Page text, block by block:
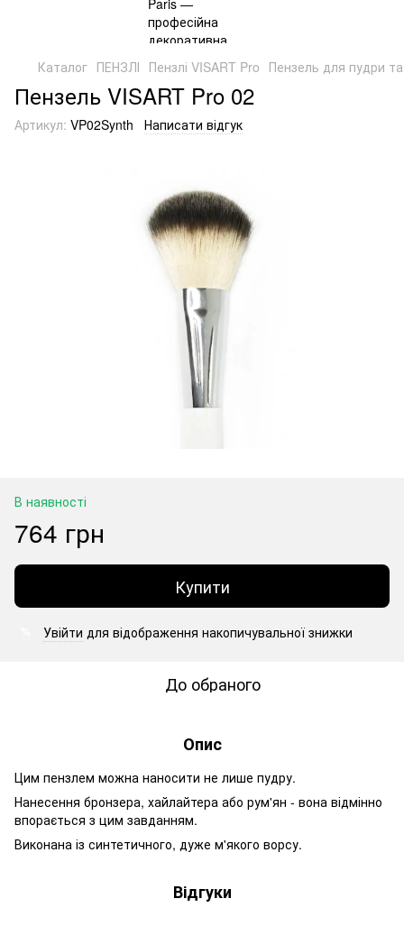
Каталог ПЕНЗЛІ Пензлі VISART Pro Пензель для пудри
Пензель VISART Pro 02
Артикул: VP02Synth Написати відгук
В наявності
764 грн
Купити
Увійти для відображення накопичувальної знижки
До обраного
Опис
Цим пензлем можна наносити не лише пудру.
Нанесення бронзера, хайлайтера або рум'ян - вона відмінно
впорається з цим завданням.
Виконана із синтетичного, дуже м'якого ворсу.
Відгуки